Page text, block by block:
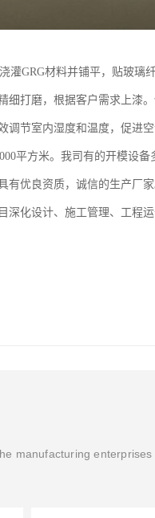
灌GRG材料并铺平，贴玻璃
打磨，根据客户需求上漆
节室内湿度和温度，促进空
平方米。我司有的开模设
优良资质，诚信的生产厂
化设计、施工管理、工程
manufacturing enterprises